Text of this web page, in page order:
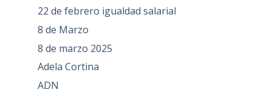
22 de febrero igualdad salarial
8 de Marzo
8 de marzo 2025
Adela Cortina
ADN